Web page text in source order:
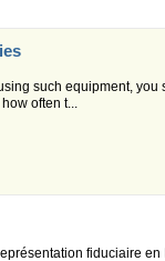
such equipment, you
often t...
fiduciaire en